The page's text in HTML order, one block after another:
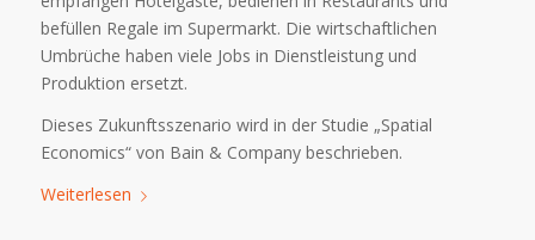
befüllen Regale im Supermarkt. Die wirtschaftlichen
Umbrüche haben viele Jobs in Dienstleistung und
Produktion ersetzt.
Dieses Zukunftsszenario wird in der Studie „Spatial
Economics“ von Bain & Company beschrieben.
Weiterlesen